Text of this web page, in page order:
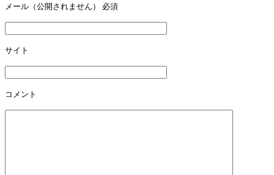
メール（公開されません） 必須
サイト
コメント